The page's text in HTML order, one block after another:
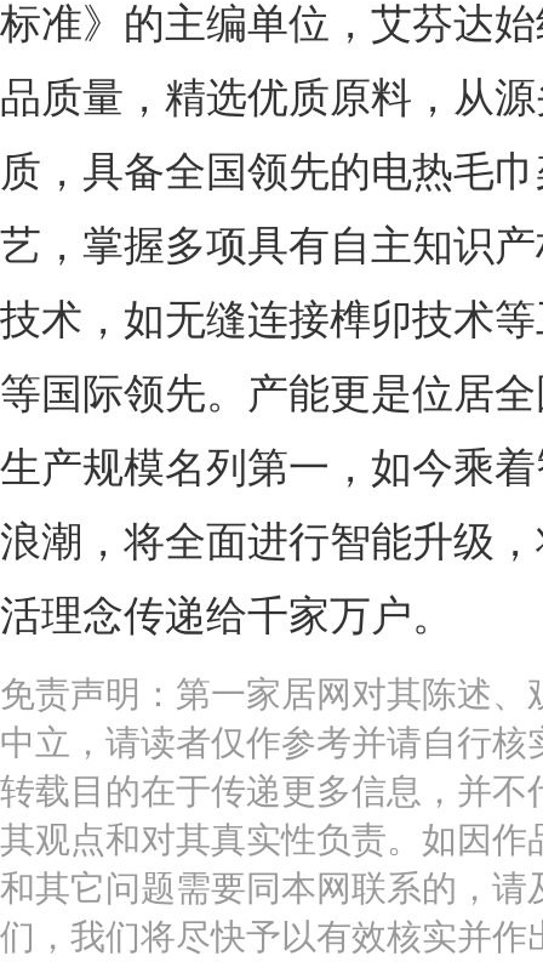
标准》的主编单位，艾芬达
品质量，精选优质原料，从
质，具备全国领先的电热毛
艺，掌握多项具有自主知识
技术，如无缝连接榫卯技术
等国际领先。产能更是位居
生产规模名列第一，如今乘
浪潮，将全面进行智能升级
活理念传递给千家万户。
免责声明：第一家居网对其陈述、
中立，请读者仅作参考并请自行核
转载目的在于传递更多信息，并不
其观点和对其真实性负责。如因作
和其它问题需要同本网联系的，请
们，我们将尽快予以有效核实并作